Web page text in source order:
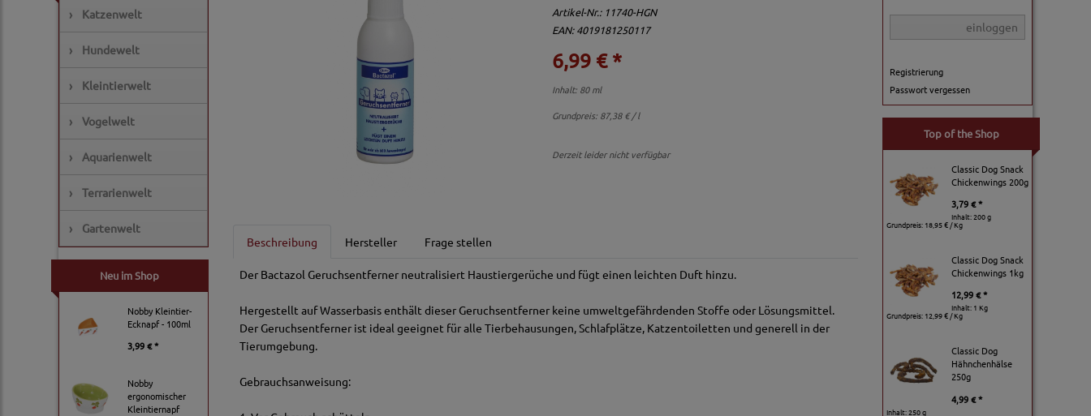
› Katzenwelt
› Hundewelt
› Kleintierwelt
› Vogelwelt
› Aquarienwelt
› Terrarienwelt
› Gartenwelt
Neu im Shop
Nobby Kleintier-
Ecknapf - 100ml
3,99 € *
Nobby
ergonomischer
Kleintiernapf
Artikel-Nr.: 11740-HGN
EAN: 4019181250117
6,99 € *
Inhalt: 80 ml
Grundpreis: 87,38 € / l
Derzeit leider nicht verfügbar
Beschreibung Hersteller Frage stellen
Der Bactazol Geruchsentferner neutralisiert Haustiergerüche und fügt einen leichten Duft hinzu.
Hergestellt auf Wasserbasis enthält dieser Geruchsentferner keine umweltgefährdenden Stoffe oder Lösungsmittel.
Der Geruchsentferner ist ideal geeignet für alle Tierbehausungen, Schlafplätze, Katzentoiletten und generell in der
Tierumgebung.
Gebrauchsanweisung:
einloggen
Registrierung
Passwort vergessen
Top of the Shop
Classic Dog Snack
Chickenwings 200g
3,79 € *
Inhalt: 200 g
Grundpreis: 18,95 € / Kg
Classic Dog Snack
Chickenwings 1kg
12,99 € *
Inhalt: 1 Kg
Grundpreis: 12,99 € / Kg
Classic Dog
Hähnchenhälse
250g
4,99 € *
Inhalt: 250 g